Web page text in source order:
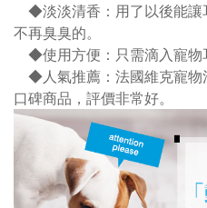
◆淡淡清香：用了以後能讓
不再臭臭的。
◆使用方便：只需滴入寵物
◆人氣推薦：法國維克寵物
口碑商品，評價非常好。